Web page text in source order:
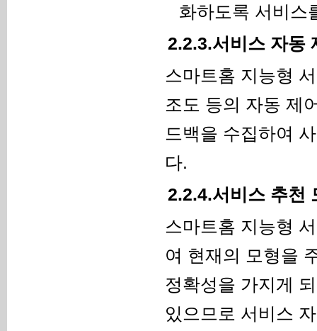
화하도록 서비스
2.2.3.서비스 자동
스마트홈 지능형
조도 등의 자동 제
드백을 수집하여
다.
2.2.4.서비스 추천
스마트홈 지능형
여 현재의 모형을
정확성을 가지게
있으므로 서비스